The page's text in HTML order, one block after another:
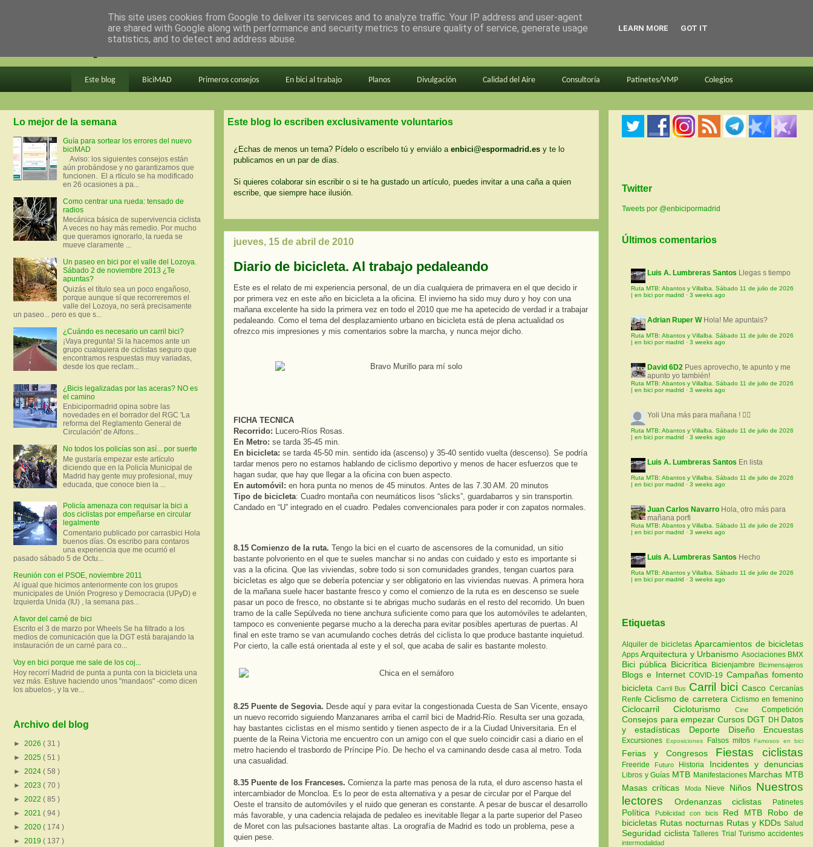
en bici por madrid
Este blog BiciMAD Primeros consejos En bici al trabajo Planos Divulgación Calidad del Aire Consultoría Patinetes/VMP Colegios
Este blog lo escriben exclusivamente voluntarios
¿Echas de menos un tema? Pídelo o escríbelo tú y enviálo a enbici@espormadrid.es y te lo
publicamos en un par de días.
Si quieres colaborar sin escribir o si te ha gustado un artículo, puedes invitar a una caña a quien
escribe, que siempre hace ilusión.
jueves, 15 de abril de 2010
Diario de bicicleta. Al trabajo pedaleando
Este es el relato de mi experiencia personal, de un día cualquiera de primavera en el que decido ir
por primera vez en este año en bicicleta a la oficina. El invierno ha sido muy duro y hoy con una
mañana excelente ha sido la primera vez en todo el 2010 que me ha apetecido de verdad ir a trabajar
pedaleando. Como el tema del desplazamiento urbano en bicicleta está de plena actualidad os
ofrezco mis impresiones y mis comentarios sobre la marcha, y nunca mejor dicho.
FICHA TECNICA
Recorrido: Lucero-Ríos Rosas.
En Metro: se tarda 35-45 min.
En bicicleta: se tarda 45-50 min. sentido ida (ascenso) y 35-40 sentido vuelta (descenso). Se podría
tardar menos pero no estamos hablando de ciclismo deportivo y menos de hacer esfuerzos que te
hagan sudar, que hay que llegar a la oficina con buen aspecto.
En automóvil: en hora punta no menos de 45 minutos. Antes de las 7.30 AM. 20 minutos
Tipo de bicicleta: Cuadro montaña con neumáticos lisos “slicks”, guardabarros y sin transportin.
Candado en “U” integrado en el cuadro. Pedales convencionales para poder ir con zapatos normales.
8.15 Comienzo de la ruta. Tengo la bici en el cuarto de ascensores de la comunidad, un sitio
bastante polvoriento en el que te sueles manchar si no andas con cuidado y esto es importante si
vas a la oficina. Que las viviendas, sobre todo si son comunidades grandes, tengan cuartos para
bicicletas es algo que se debería potenciar y ser obligatorio en las viviendas nuevas. A primera hora
de la mañana suele hacer bastante fresco y como el comienzo de la ruta es en descenso se suele
pasar un poco de fresco, no obstante si te abrigas mucho sudarás en el resto del recorrido. Un buen
tramo de la calle Sepúlveda no tiene anchura suficiente como para que los automóviles te adelanten,
tampoco es conveniente pegarse mucho a la derecha para evitar posibles aperturas de puertas. Al
final en este tramo se van acumulando coches detrás del ciclista lo que produce bastante inquietud.
Por cierto, la calle está orientada al este y el sol, que acaba de salir es bastante molesto.
8.25 Puente de Segovia. Desde aquí y para evitar la congestionada Cuesta de San Vicente, ensayo
un nuevo recorrido siguiendo Manzanares arriba el carril bici de Madrid-Río. Resulta ser una gozada,
hay bastantes ciclistas en el mismo sentido y tienen aspecto de ir a la Ciudad Universitaria. En el
puente de la Reina Victoria me encuentro con un amigo con el que suelo coincidir casi a diario en el
metro haciendo el trasbordo de Príncipe Pío. De hecho el va caminando desde casa al metro. Toda
una casualidad.
8.35 Puente de los Franceses. Comienza la parte mas penosa de la ruta, el duro ascenso hasta el
intercambiador de Moncloa. Es lo peor de esta alternativa y a pesar de circular por el Parque del
Oeste el transito de automóviles y el ruido que generan es constante. A pesar de buscar el desarrollo
más favorable, y una cadencia relajada de pedaleo es inevitable llegar a la parte superior del Paseo
de Moret con las pulsaciones bastante altas. La orografía de Madrid es todo un problema, pese a
quien pese.
Lo mejor de la semana
Guía para sortear los errores del nuevo
biciMAD
Aviso: los siguientes consejos están
aún probándose y no garantizamos que
funcionen. El a rtículo se ha modificado
en 26 ocasiones a pa...
Como centrar una rueda: tensado de
radios
Mecánica básica de supervivencia ciclista
A veces no hay más remedio. Por mucho
que queramos ignorarlo, la rueda se
mueve claramente ...
Un paseo en bici por el valle del Lozoya.
Sábado 2 de noviembre 2013 ¿Te
apuntas?
Quizás el título sea un poco engañoso,
porque aunque sí que recorreremos el
valle del Lozoya, no será precisamente
un paseo... pero es que s...
¿Cuándo es necesario un carril bici?
¡Vaya pregunta! Si la hacemos ante un
grupo cualquiera de ciclistas seguro que
encontramos respuestas muy variadas,
desde los que reclam...
¿Bicis legalizadas por las aceras? NO es
el camino
Enbicipormadrid opina sobre las
novedades en el borrador del RGC 'La
reforma del Reglamento General de
Circulación' de Alfons...
No todos los policías son así... por suerte
Me gustaría empezar este artículo
diciendo que en la Policía Municipal de
Madrid hay gente muy profesional, muy
educada, que conoce bien la ...
Policía amenaza con requisar la bici a
dos ciclistas por empeñarse en circular
legalmente
Comentario publicado por carrasbici Hola
buenos días. Os escribo para contaros
una experiencia que me ocurrió el
pasado sábado 5 de Octu...
Reunión con el PSOE, noviembre 2011
Al igual que hicimos anteriormente con los grupos
municipales de Unión Progreso y Democracia (UPyD) e
Izquierda Unida (IU) , la semana pas...
A favor del carné de bici
Escrito el 3 de marzo por Wheels Se ha filtrado a los
medios de comunicación que la DGT está barajando la
instauración de un carné para co...
Voy en bici porque me sale de los coj...
Hoy recorrí Madrid de punta a punta con la bicicleta una
vez más. Estuve haciendo unos "mandaos" -como dicen
los abuelos-, y la ve...
Archivo del blog
► 2026 ( 31 )
► 2025 ( 51 )
► 2024 ( 58 )
► 2023 ( 70 )
► 2022 ( 85 )
► 2021 ( 94 )
► 2020 ( 174 )
► 2019 ( 137 )
Twitter
Tweets por @enbicipormadrid
Últimos comentarios
Luis A. Lumbreras Santos Llegas s tiempo
Ruta MTB: Abantos y Villalba. Sábado 11 de julio de 2026
| en bici por madrid · 3 weeks ago
Adrian Ruper W Hola! Me apuntais?
Ruta MTB: Abantos y Villalba. Sábado 11 de julio de 2026
| en bici por madrid · 3 weeks ago
David 6D2 Pues aprovecho, te apunto y me
apunto yo también!
Ruta MTB: Abantos y Villalba. Sábado 11 de julio de 2026
| en bici por madrid · 3 weeks ago
Yoli Una más para mañana ! 🚵‍♀️
Ruta MTB: Abantos y Villalba. Sábado 11 de julio de 2026
| en bici por madrid · 3 weeks ago
Luis A. Lumbreras Santos En lista
Ruta MTB: Abantos y Villalba. Sábado 11 de julio de 2026
| en bici por madrid · 3 weeks ago
Juan Carlos Navarro Hola, otro más para
mañana porfi
Ruta MTB: Abantos y Villalba. Sábado 11 de julio de 2026
| en bici por madrid · 3 weeks ago
Luis A. Lumbreras Santos Hecho
Ruta MTB: Abantos y Villalba. Sábado 11 de julio de 2026
| en bici por madrid · 3 weeks ago
Etiquetas
Alquiler de bicicletasAparcamientos de bicicletas
AppsArquitectura y Urbanismo Asociaciones BMX
Bici pública Bicicrítica Bicienjambre Bicimensajeros
Blogs e InternetCOVID-19 Campañas fomento
bicicleta Carril Bus Carril biciCascoCercanías
RenfeCiclismo de carretera Ciclismo en femenino
CiclocarrilCicloturismo CineCompetición
Consejos para empezar Cursos DGT DH Datos
y estadísticas Deporte Diseño Encuestas
ExcursionesExposiciones Falsos mitosFamosos en bici
Ferias y Congresos Fiestas ciclistas
Freeride Futuro Historia Incidentes y denuncias
Libros y Guías MTB Manifestaciones Marchas MTB
Masas críticas
Moda Nieve Niños Nuestros
lectores
Ordenanzas ciclistas Patinetes
Política Publicidad con bicis Red MTB Robo de
bicicletas Rutas nocturnas Rutas y KDDs Salud
Seguridad ciclistaTalleres Trial Turismoaccidentes
intermodalidad
This site uses cookies from Google to deliver its services and to analyze traffic. Your IP address and user-agent
are shared with Google along with performance and security metrics to ensure quality of service, generate usage
statistics, and to detect and address abuse.
LEARN MORE GOT IT